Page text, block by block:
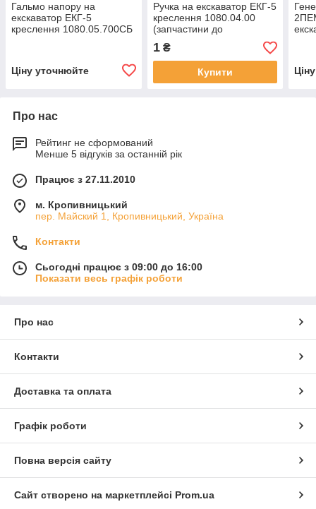
Гальмо напору на
екскаватор ЕКГ-5
креслення 1080.05.700СБ
Ціну уточнюйте
Ручка на екскаватор ЕКГ-5
креслення 1080.04.00
(запчастини до
екскаваторів ЕКГ-4,6,
ЕКГ-5, ЕКГ-5А)
1₴
Купити
Про нас
Рейтинг не сформований
Менше 5 відгуків за останній рік
Працює з 27.11.2010
м. Кропивницький
пер. Майский 1, Кропивницький, Україна
Контакти
Сьогодні працює з 09:00 до 16:00
Показати весь графік роботи
Про нас
Контакти
Доставка та оплата
Графік роботи
Повна версія сайту
Сайт створено на маркетплейсі Prom.ua